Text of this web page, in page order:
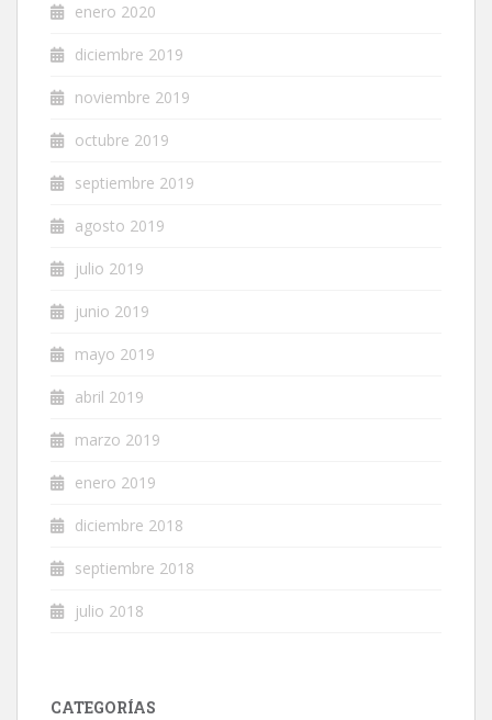
enero 2020
diciembre 2019
noviembre 2019
octubre 2019
septiembre 2019
agosto 2019
julio 2019
junio 2019
mayo 2019
abril 2019
marzo 2019
enero 2019
diciembre 2018
septiembre 2018
julio 2018
CATEGORÍAS